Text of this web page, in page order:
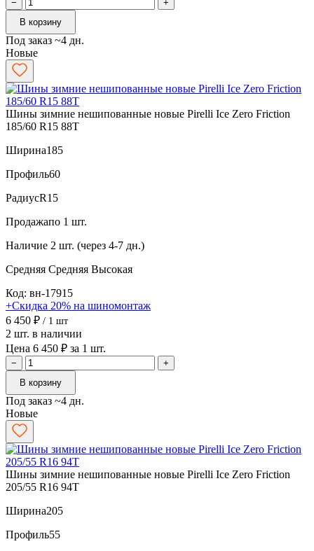
−
+
В корзину
Под заказ ~4 дн.
Новые
Шины зимние нешипованные новые Pirelli Ice Zero Friction
185/60 R15 88T
Ширина185
Профиль60
РадиусR15
Продажапо 1 шт.
Наличие 2 шт. (через 4-7 дн.)
Средняя Средняя Высокая
Код: вн-17915
+Скидка 20% на шиномонтаж
6 450 ₽ / 1 шт
2 шт. в наличии
Цена 6 450 ₽ за 1 шт.
−
+
В корзину
Под заказ ~4 дн.
Новые
Шины зимние нешипованные новые Pirelli Ice Zero Friction
205/55 R16 94T
Ширина205
Профиль55